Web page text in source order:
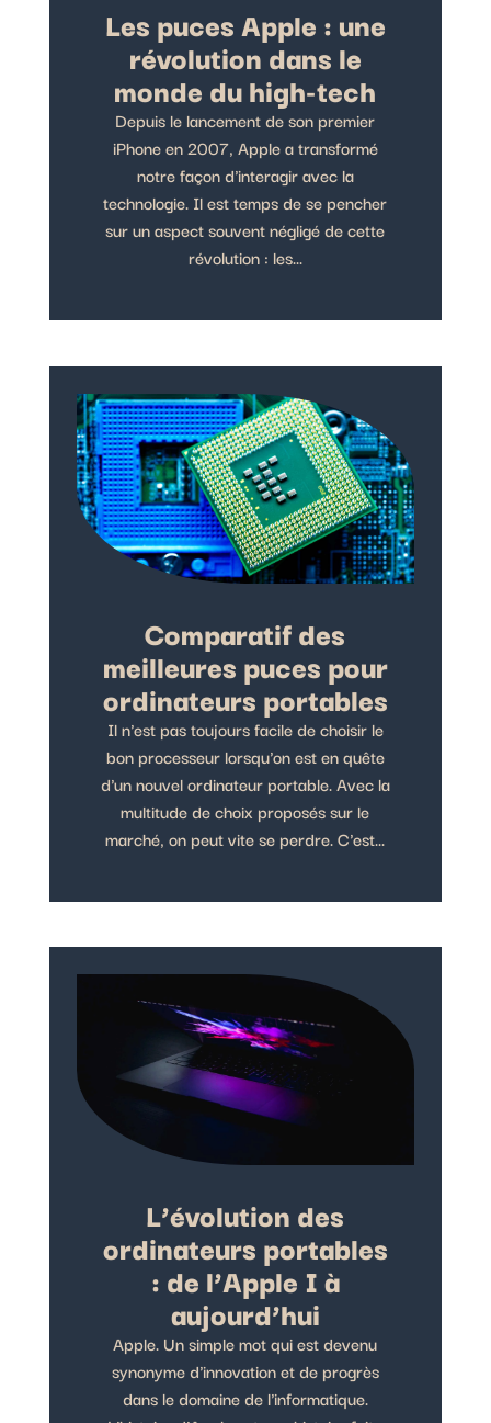
Les puces Apple : une
révolution dans le
monde du high-tech
Depuis le lancement de son premier
iPhone en 2007, Apple a transformé
notre façon d'interagir avec la
technologie. Il est temps de se pencher
sur un aspect souvent négligé de cette
révolution : les...
Comparatif des
meilleures puces pour
ordinateurs portables
Il n'est pas toujours facile de choisir le
bon processeur lorsqu'on est en quête
d'un nouvel ordinateur portable. Avec la
multitude de choix proposés sur le
marché, on peut vite se perdre. C'est...
L’évolution des
ordinateurs portables
: de l’Apple I à
aujourd’hui
Apple. Un simple mot qui est devenu
synonyme d'innovation et de progrès
dans le domaine de l'informatique.